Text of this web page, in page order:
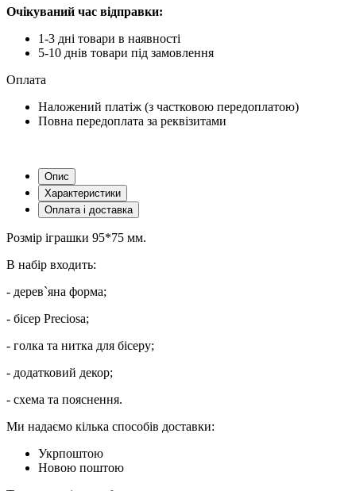
Очікуваний час відправки:
1-3 дні товари в наявності
5-10 днів товари під замовлення
Оплата
Наложений платіж (з частковою передоплатою)
Повна передоплата за реквізитами
Опис
Характеристики
Оплата і доставка
Розмір іграшки 95*75 мм.
В набір входить:
- дерев`яна форма;
- бісер Preciosa;
- голка та нитка для бісеру;
- додатковий декор;
- схема та пояснення.
Ми надаємо кілька способів доставки:
Укрпоштою
Новою поштою